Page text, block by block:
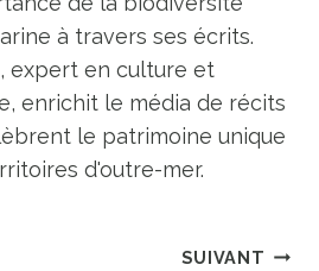
à travers ses écrits.
expert en culture et
enrichit le média de récits
le patrimoine unique
d'outre-mer.
SUIVANT